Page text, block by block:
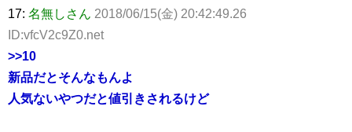
17: 名無しさん 2018/06/15(金) 20:42:49.26
ID:vfcV2c9Z0.net
>>10
新品だとそんなもんよ
人気ないやつだと値引きされるけど